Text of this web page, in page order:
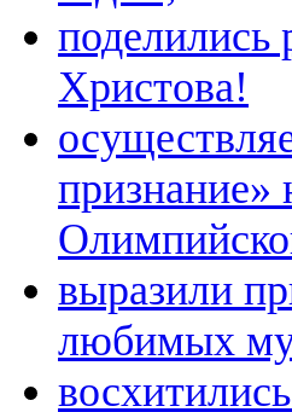
поделились
Христова!
признание»
выразили
любимых